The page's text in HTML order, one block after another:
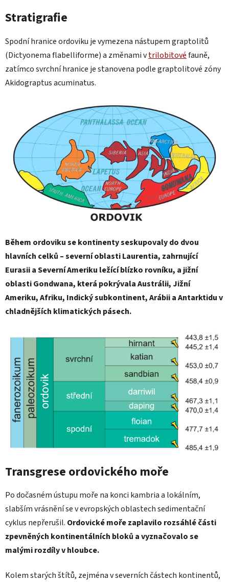
Stratigrafie
Spodní hranice ordoviku je vymezena nástupem graptolitů
(Dictyonema flabelliforme) a změnami vtrilobitovéfauně,
zatímco svrchní hranice je stanovena podle graptolitové zóny
Akidograptus acuminatus.
Během ordoviku se kontinenty seskupovaly do dvou
hlavních celků – severní oblasti Laurentia, zahrnující
Eurasii a Severní Ameriku ležící blízko rovníku, a jižní
oblasti Gondwana, která pokrývala Austrálii, Jižní
Ameriku, Afriku, Indický subkontinent, Arábii a Antarktidu v
chladnějších klimatických pásech.
Transgrese ordovického moře
Po dočasném ústupu moře na konci kambria a lokálním,
slabším vrásnění se v evropských oblastech sedimentační
cyklus nepřerušil. Ordovické moře zaplavilo rozsáhlé části
zpevněných kontinentálních bloků a vyznačovalo se
malými rozdíly v hloubce.
Kolem starých štítů, zejména v severních částech kontinentů,